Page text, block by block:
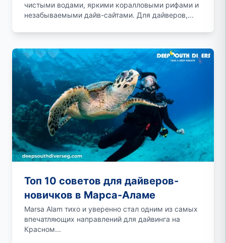
чистыми водами, яркими коралловыми рифами и
незабываемыми дайв-сайтами. Для дайверов,...
Топ 10 советов для дайверов-
новичков в Марса-Аламе
Marsa Alam тихо и уверенно стал одним из самых
впечатляющих направлений для дайвинга на
Красном...